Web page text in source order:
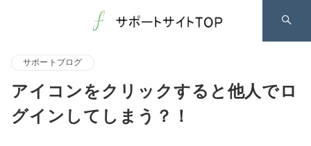
サポートブログ
アイコンをクリックすると他人でロ
グインしてしまう？！